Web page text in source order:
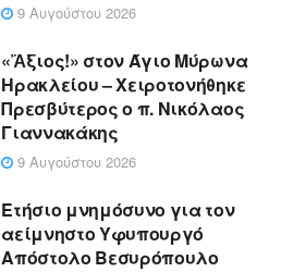
9 Αυγούστου 2026
«Ἄξιος!» στον Άγιο Μύρωνα
Ηρακλείου – Χειροτονήθηκε
Πρεσβύτερος ο π. Νικόλαος
Γιαννακάκης
9 Αυγούστου 2026
Ετήσιο μνημόσυνο για τον
αείμνηστο Υφυπουργό
Απόστολο Βεσυρόπουλο